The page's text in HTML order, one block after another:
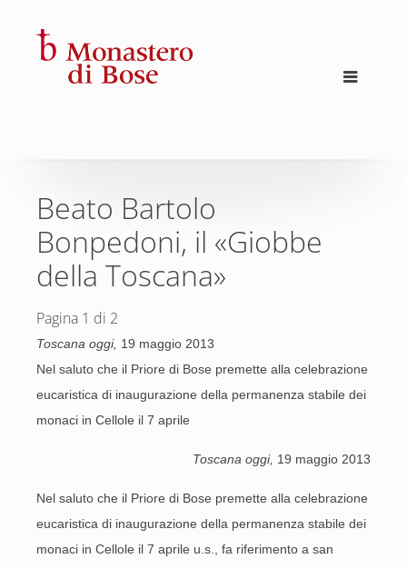
Beato Bartolo
Bonpedoni, il «Giobbe
della Toscana»
Pagina 1 di 2
Toscana oggi, 19 maggio 2013
Nel saluto che il Priore di Bose premette alla celebrazione
eucaristica di inaugurazione della permanenza stabile dei
monaci in Cellole il 7 aprile
Toscana oggi, 19 maggio 2013
Nel saluto che il Priore di Bose premette alla celebrazione
eucaristica di inaugurazione della permanenza stabile dei
monaci in Cellole il 7 aprile u.s., fa riferimento a san